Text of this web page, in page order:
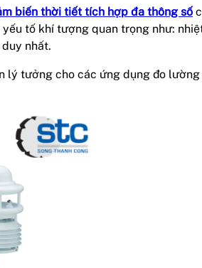
biến thời tiết tích hợp đa thông số
tố khí tượng quan trọng như:
nhất.
lý tưởng cho các ứng dụng đo